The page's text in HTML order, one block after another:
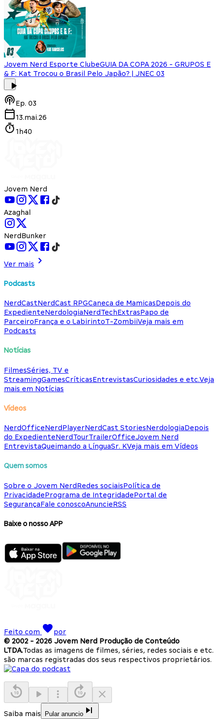
Jovem Nerd Esporte ClubeGUIA DA COPA 2026 - GRUPOS E
& F: Kat Trocou o Brasil Pelo Japão? | JNEC 03
Ep. 03
13.mai.26
1h40
Jovem Nerd
Azaghal
NerdBunker
Ver mais
Podcasts
NerdCastNerdCast RPGCaneca de MamicasDepois do
ExpedienteNerdologiaNerdTechExtrasPapo de
ParceiroFrança e o LabirintoT-ZombiiVeja mais em
Podcasts
Notícias
FilmesSéries, TV e
StreamingGamesCríticasEntrevistasCuriosidades e etc.Veja
mais em Notícias
Vídeos
NerdOfficeNerdPlayerNerdCast StoriesNerdologiaDepois
do ExpedienteNerdTourTrailerOfficeJovem Nerd
EntrevistaQueimando a LínguaSr. KVeja mais em Vídeos
Quem somos
Sobre o Jovem NerdRedes sociaisPolítica de
PrivacidadePrograma de IntegridadePortal de
SegurançaFale conoscoAnuncieRSS
Baixe o nosso APP
Feito com
por
© 2002 - 2026 Jovem Nerd Produção de Conteúdo
LTDA.Todas as imagens de filmes, séries, redes sociais e etc.
são marcas registradas dos seus respectivos proprietários.
Saiba mais Pular anuncio